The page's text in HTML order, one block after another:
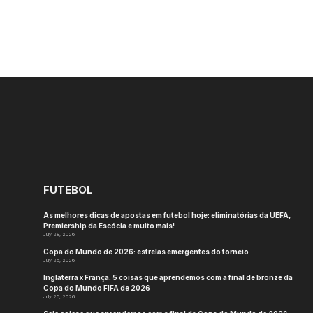
FUTEBOL
As melhores dicas de apostas em futebol hoje: eliminatórias da UEFA,
Premiership da Escócia e muito mais!
July 28, 2026
Copa do Mundo de 2026: estrelas emergentes do torneio
July 25, 2026
Inglaterra x França: 5 coisas que aprendemos com a final de bronze da
Copa do Mundo FIFA de 2026
July 25, 2026